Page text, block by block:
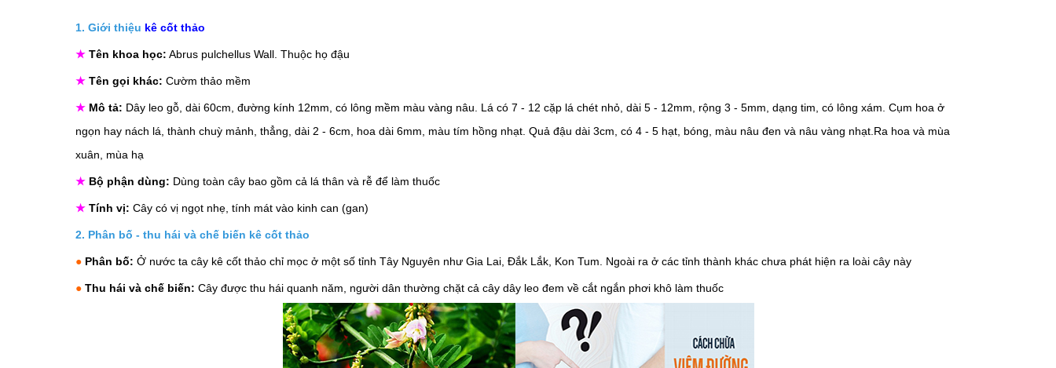
1. Giới thiệu kê cốt thảo
★ Tên khoa học: Abrus pulchellus Wall. Thuộc họ đậu
★ Tên gọi khác: Cườm thảo mềm
★ Mô tả: Dây leo gỗ, dài 60cm, đường kính 12mm, có lông mềm màu vàng nâu. Lá có 7 - 12 cặp lá chét nhỏ, dài 5 - 12mm, rộng 3 - 5mm, dạng tim, có lông xám. Cụm hoa ở
ngọn hay nách lá, thành chuỳ mảnh, thẳng, dài 2 - 6cm, hoa dài 6mm, màu tím hồng nhạt. Quả đậu dài 3cm, có 4 - 5 hạt, bóng, màu nâu đen và nâu vàng nhạt.Ra hoa và mùa
xuân, mùa hạ
★ Bộ phận dùng: Dùng toàn cây bao gồm cả lá thân và rễ để làm thuốc
★ Tính vị: Cây có vị ngọt nhẹ, tính mát vào kinh can (gan)
2. Phân bố - thu hái và chế biến kê cốt thảo
● Phân bố: Ở nước ta cây kê cốt thảo chỉ mọc ở một số tỉnh Tây Nguyên như Gia Lai, Đắk Lắk, Kon Tum. Ngoài ra ở các tỉnh thành khác chưa phát hiện ra loài cây này
● Thu hái và chế biến: Cây được thu hái quanh năm, người dân thường chặt cả cây dây leo đem về cắt ngắn phơi khô làm thuốc